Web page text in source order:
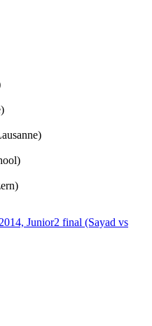
Junior2 final (Sayad vs